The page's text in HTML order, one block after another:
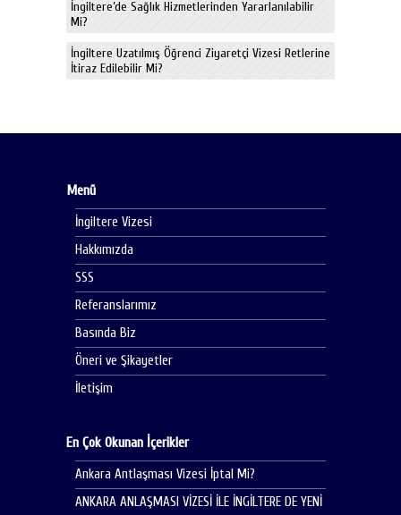
İngiltere’de Sağlık Hizmetlerinden Yararlanılabilir
Mi?
İngiltere Uzatılmış Öğrenci Ziyaretçi Vizesi Retlerine
İtiraz Edilebilir Mi?
Menü
İngiltere Vizesi
Hakkımızda
SSS
Referanslarımız
Basında Biz
Öneri ve Şikayetler
İletişim
En Çok Okunan İçerikler
Ankara Antlaşması Vizesi İptal Mi?
ANKARA ANLAŞMASI VİZESİ İLE İNGİLTERE DE YENİ